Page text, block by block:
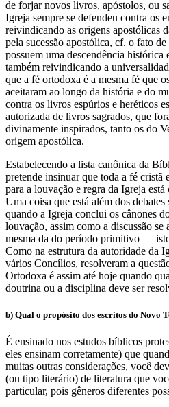
de forjar novos livros, apóstolos, ou
Igreja sempre se defendeu contra os
reivindicando as origens apostólicas
pela sucessão apostólica, cf. o fato de
possuem uma descendência histórica
também reivindicando a
que a fé ortodoxa é a mesma fé que
aceitaram ao longo da história e do
contra os livros espúrios e heréticos
autorizada de livros sagrados, que
divinamente inspirados, tanto os do
origem apostólica.
Estabelecendo a lista canônica da
pretende insinuar que toda a fé cristã
para a louvação e regra da Igreja
Uma coisa que está além dos debates
quando a Igreja conclui os cânones
louvação, assim como a discussão se
mesma da do período primitivo —
Como na estrutura da autoridade da
vários Concílios, resolveram a
Ortodoxa é assim até hoje quando
doutrina ou a disciplina deve ser
b) Qual o propósito dos escritos do Novo
É ensinado nos estudos bíblicos
eles ensinam corretamente) que
muitas outras considerações, você
(ou tipo literário) de literatura que
particular, pois gêneros diferentes